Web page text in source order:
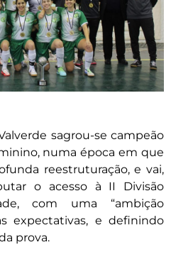
sagrou-se campeão
numa época em que
reestruturação, e vai,
o acesso à II Divisão
com uma “ambição
expectativas, e definindo
prova.